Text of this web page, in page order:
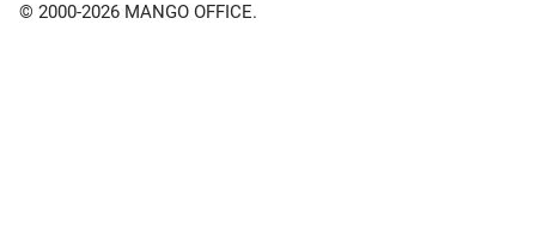
© 2000-2026 MANGO OFFICE.